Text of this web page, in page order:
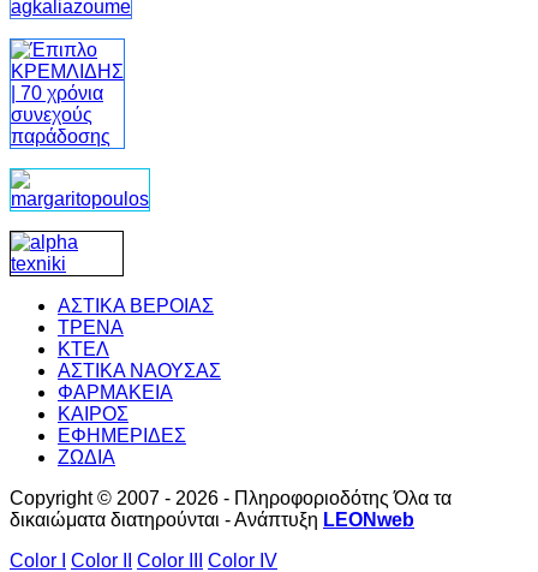
ΑΣΤΙΚΑ ΒΕΡΟΙΑΣ
ΤΡΕΝΑ
ΚΤΕΛ
ΑΣΤΙΚΑ ΝΑΟΥΣΑΣ
ΦΑΡΜΑΚΕΙΑ
ΚΑΙΡΟΣ
ΕΦΗΜΕΡΙΔΕΣ
ΖΩΔΙΑ
Copyright © 2007 - 2026 - Πληροφοριοδότης Όλα τα
δικαιώματα διατηρούνται - Ανάπτυξη LEONweb
Color I
Color II Color III Color IV